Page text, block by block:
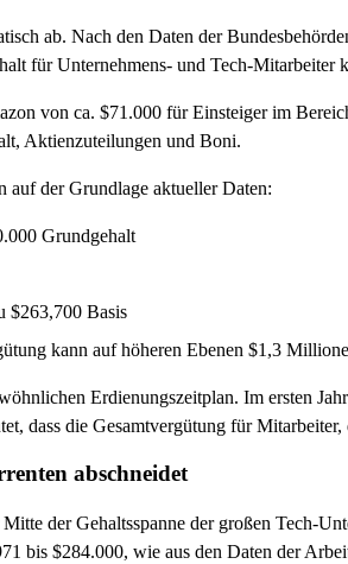
ab. Nach den Daten der
für Unternehmens- und Tech-Mitarbeiter
von ca. $71.000 für Einsteiger im
Aktienzuteilungen und Boni.
auf der Grundlage aktueller Daten:
Grundgehalt
$263,700 Basis
kann auf höheren Ebenen $1,3
Erdienungszeitplan. Im ersten
dass die Gesamtvergütung für
abschneidet
der Gehaltsspanne der großen Tech-
bis $284.000, wie aus den Daten der